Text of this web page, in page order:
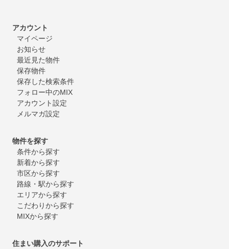
アカウント
マイページ
お知らせ
最近見た物件
保存物件
保存した検索条件
フォロー中のMIX
アカウント設定
メルマガ設定
物件を探す
条件から探す
新着から探す
市区から探す
路線・駅から探す
エリアから探す
こだわりから探す
MIXから探す
住まい購入のサポート